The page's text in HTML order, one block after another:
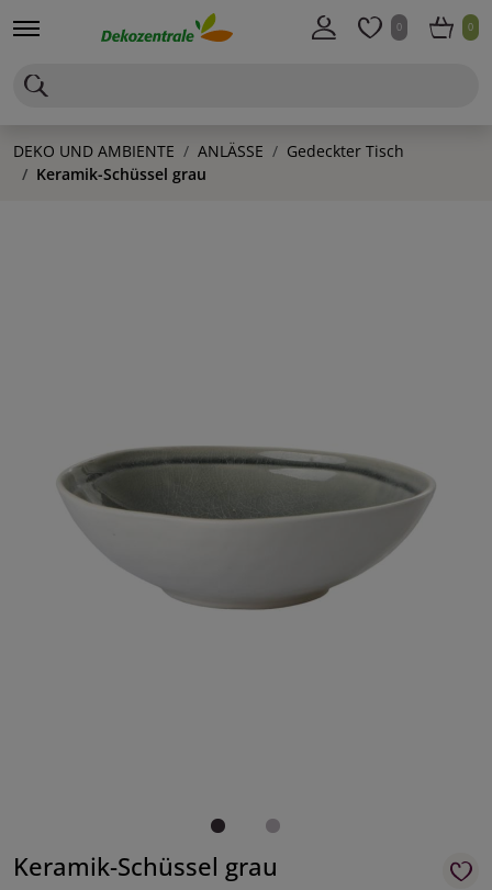
0 0
DEKO UND AMBIENTE ANLÄSSE
Gedeckter Tisch
Keramik-Schüssel grau
Keramik-Schüssel grau